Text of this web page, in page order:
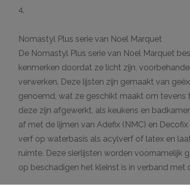
4.
Nomastyl Plus serie van Noel Marquet
De Nomastyl Plus serie van Noel Marquet
kenmerken doordat ze licht zijn,
verwerken. Deze lijsten zijn gemaakt van
genoemd, wat ze geschikt maakt om tevens
deze zijn afgewerkt, als keukens en
af met de lijmen van Adefix (NMC) en
verf op waterbasis als acylverf of latex en
ruimte. Deze sierlijsten worden voornamelijk
op beschadigen het kleinst is in verband